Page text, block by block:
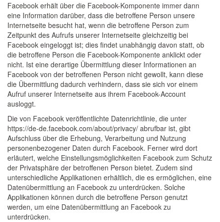
Facebook erhält über die Facebook-Komponente immer dann
eine Information darüber, dass die betroffene Person unsere
Internetseite besucht hat, wenn die betroffene Person zum
Zeitpunkt des Aufrufs unserer Internetseite gleichzeitig bei
Facebook eingeloggt ist; dies findet unabhängig davon statt, ob
die betroffene Person die Facebook-Komponente anklickt oder
nicht. Ist eine derartige Übermittlung dieser Informationen an
Facebook von der betroffenen Person nicht gewollt, kann diese
die Übermittlung dadurch verhindern, dass sie sich vor einem
Aufruf unserer Internetseite aus ihrem Facebook-Account
ausloggt.
Die von Facebook veröffentlichte Datenrichtlinie, die unter
https://de-de.facebook.com/about/privacy/ abrufbar ist, gibt
Aufschluss über die Erhebung, Verarbeitung und Nutzung
personenbezogener Daten durch Facebook. Ferner wird dort
erläutert, welche Einstellungsmöglichkeiten Facebook zum Schutz
der Privatsphäre der betroffenen Person bietet. Zudem sind
unterschiedliche Applikationen erhältlich, die es ermöglichen, eine
Datenübermittlung an Facebook zu unterdrücken. Solche
Applikationen können durch die betroffene Person genutzt
werden, um eine Datenübermittlung an Facebook zu
unterdrücken.